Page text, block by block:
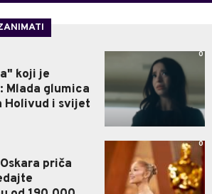
koji je
Mlada glumica
Holivud i svijet
0
priča
0